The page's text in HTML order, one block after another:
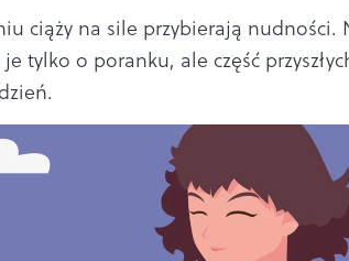
ciąży na sile przybierają nudności.
tylko o poranku, ale część